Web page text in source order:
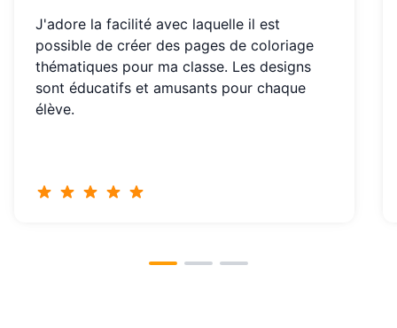
J'adore la facilité avec laquelle il est
possible de créer des pages de coloriage
thématiques pour ma classe. Les designs
sont éducatifs et amusants pour chaque
élève.